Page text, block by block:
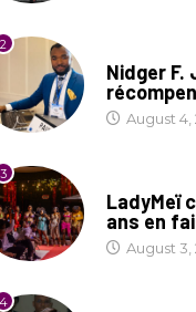
2
Nidger F.
August 4,
3
LadyMeï
ans en
August 3,
4